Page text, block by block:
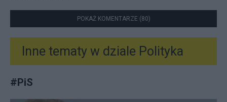
POKAŻ KOMENTARZE (80)
Inne tematy w dziale Polityka
#PiS